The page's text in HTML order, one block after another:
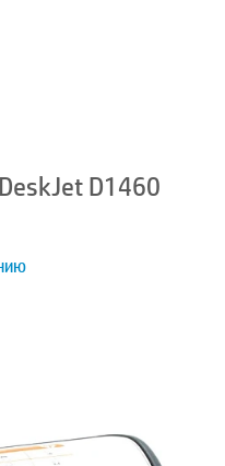
D1460